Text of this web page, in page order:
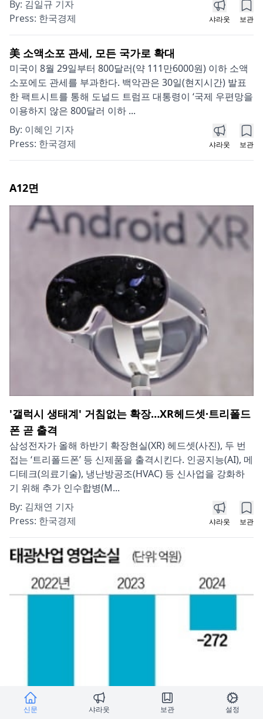
By: 김일규 기자
Press: 한국경제 샤라웃 보관
美 소액소포 관세, 모든 국가로 확대
미국이 8월 29일부터 800달러(약 111만6000원) 이하 소액
소포에도 관세를 부과한다. 백악관은 30일(현지시간) 발표
한 팩트시트를 통해 도널드 트럼프 대통령이 ‘국제 우편망을
이용하지 않은 800달러 이하 ...
By: 이혜인 기자
Press: 한국경제 샤라웃 보관
A12면
'갤럭시 생태계' 거침없는 확장…XR헤드셋·트리폴드
폰 곧 출격
삼성전자가 올해 하반기 확장현실(XR) 헤드셋(사진), 두 번
접는 ‘트리폴드폰’ 등 신제품을 출격시킨다. 인공지능(AI), 메
디테크(의료기술), 냉난방공조(HVAC) 등 신사업을 강화하
기 위해 추가 인수합병(M...
By: 김채연 기자
Press: 한국경제 샤라웃 보관
신문 샤라웃 보관 설정